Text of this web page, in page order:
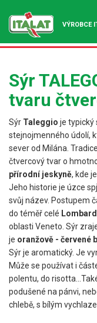
VÝROBCE
Sýr
tvaru
Sýr Taleggio je typický
stejnojmenného údolí,
sever od Milána.
čtvercový tvar o
přírodní jeskyně, kde
Jeho historie je úzce
svůj název. Postupem
do téměř celé
oblasti Veneto. Sýr
je oranžově - červené
Sýr je aromatický. Je
Může se používat i
polentu, do
podušené na pánvi,
chlebě, s bílým